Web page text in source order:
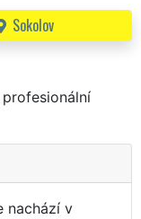
Sokolov
nachází v